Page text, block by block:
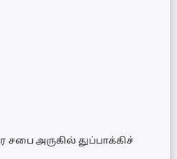
அருகில் துப்பாக்கிச்